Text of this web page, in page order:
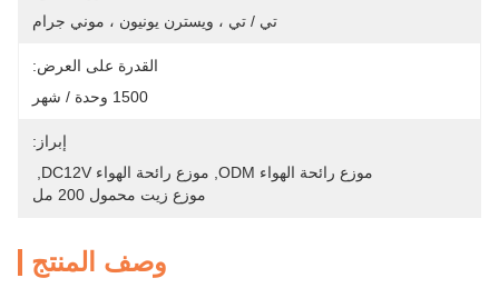
تي / تي ، ويسترن يونيون ، موني جرام
القدرة على العرض:
1500 وحدة / شهر
إبراز:
موزع رائحة الهواء ODM
موزع رائحة الهواء DC12V
موزع زيت محمول 200 مل
وصف المنتج